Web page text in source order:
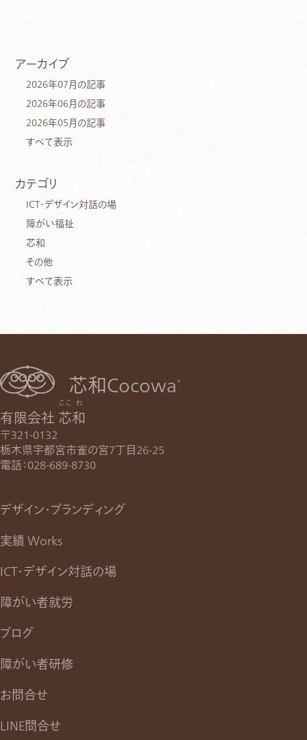
アーカイブ
2026年07月の記事
2026年06月の記事
2026年05月の記事
すべて表示
カテゴリ
ICT・デザイン対話の場
障がい福祉
芯和
その他
すべて表示
芯和Cocowa®
有限会社 芯
ここ
和
わ
〒321-0132
栃木県宇都宮市雀の宮7丁目26-25
電話：028-689-8730
デザイン・ブランディング
実績 Works
ICT・デザイン対話の場
障がい者就労
ブログ
障がい者研修
お問合せ
LINE問合せ